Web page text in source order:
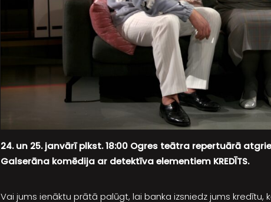
24. un 25. janvārī plkst. 18:00 Ogres teātra repertuārā
Galserāna komēdija ar detektīva elementiem KREDĪTS.
Vai jums ienāktu prātā palūgt, lai banka izsniedz jums